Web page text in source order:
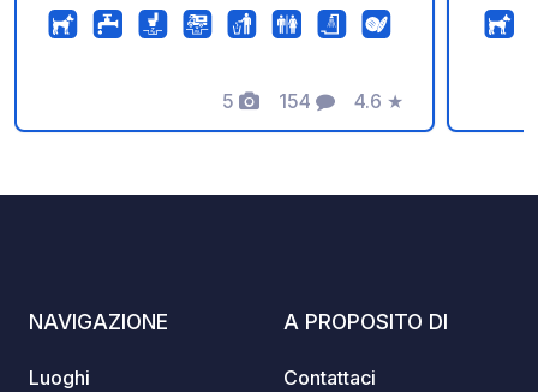
più giorni, la sua posizione ai piedi
delle Alpi, tra Lindau e Wangen, è
per roulotte è disponibile in un'area
separata su richiesta. Sono disponibili
5
Foto
154
Commenti
4.6
Valutazione
★
il
NAVIGAZIONE
Luoghi
A PROPOSITO DI
Contattaci